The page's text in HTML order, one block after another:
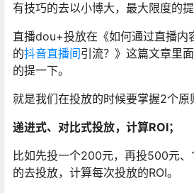
有技巧的去以小博大，最大限度的提
直播dou+投放在《如何通过直播
的抖音直播间引流？》这篇文章里
的提一下。
就是我们在投放的时候要掌握2个原
递进式、对比式投放，计算ROI；
比如先投一个200元，再投500元
的去投放，计算每次投放的ROI。